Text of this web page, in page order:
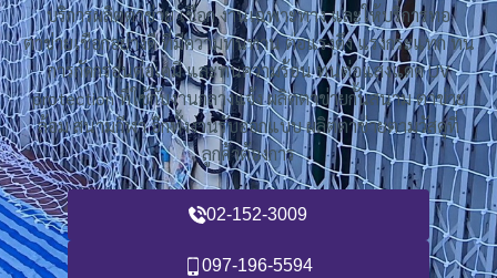
บริการผลิตตาข่าย เชือก งานเฉพาะทาง และให้บริการทอ
ตาข่ายเชือกอย่างดี ที่มีความทนทาน ต่อแรงดึง แรงกระแทก ทน
การกัดกร่อนต่อเคมี และทนความร้อน ทนต่อแสงแดด UV
protection ที่ใช้กับงานกลางแจ้ง ผลิตตาข่ายกั้นสนาม ตาข่าย
ล้อม สนามกีฬา อีกทั้งงานรับออกแบบ ผลิตตาข่ายตามวัสดุที่
ลูกค้าต้องการ
02-152-3009
097-196-5594